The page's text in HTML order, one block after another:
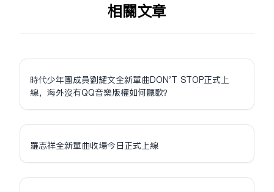
相关文章
時代少年團成員劉耀文全新單曲DON'T STOP正式上
線，海外沒有QQ音樂版權如何聽歌？
羅志祥全新單曲收場今日正式上線